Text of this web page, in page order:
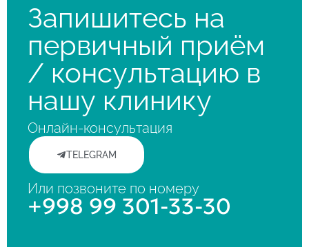
Запишитесь на
первичный приём
/ консультацию в
нашу клинику
Онлайн-консультация
TELEGRAM
Или позвоните по номеру
+998 99 301-33-30